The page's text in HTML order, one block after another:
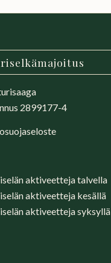
2899177-4
aktiveetteja talvella
aktiveetteja kesällä
aktiveetteja syksyllä